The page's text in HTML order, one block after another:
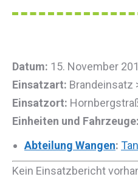
Datum: 15. November
Einsatzart: Brandeinsatz
Einsatzort:
Einheiten und Fahrzeuge:
Abteilung Wangen:
Kein Einsatzbericht